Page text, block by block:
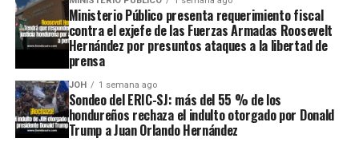
Ministerio Público presenta requerimiento fiscal
contra el exjefe de las Fuerzas Armadas Roosevelt
Hernández por presuntos ataques a la libertad de
prensa
JOH 1 semana ago
Sondeo del ERIC-SJ: más del 55 % de los
hondureños rechaza el indulto otorgado por Donald
Trump a Juan Orlando Hernández